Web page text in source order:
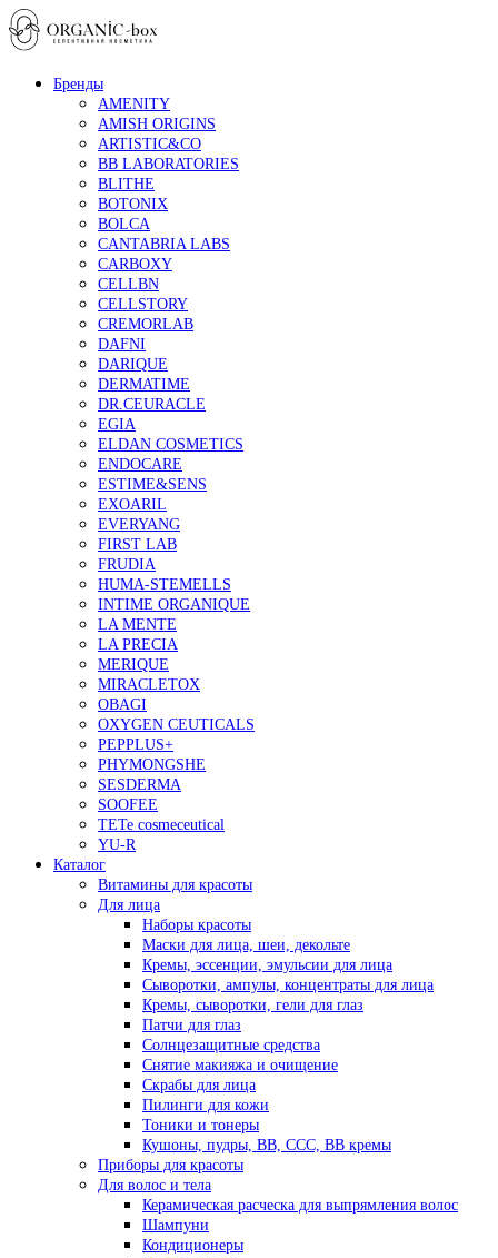
Бренды
AMENITY
AMISH ORIGINS
ARTISTIC&CO
BB LABORATORIES
BLITHE
BOTONIX
BOLCA
CANTABRIA LABS
CARBOXY
CELLBN
CELLSTORY
CREMORLAB
DAFNI
DARIQUE
DERMATIME
DR.CEURACLE
EGIA
ELDAN COSMETICS
ENDOCARE
ESTIME&SENS
EXOARIL
EVERYANG
FIRST LAB
FRUDIA
HUMA-STEMELLS
INTIME ORGANIQUE
LA MENTE
LA PRECIA
MERIQUE
MIRACLETOX
OBAGI
OXYGEN CEUTICALS
PEPPLUS+
PHYMONGSHE
SESDERMA
SOOFEE
TETe cosmeceutical
YU-R
Каталог
Витамины для красоты
Для лица
Наборы красоты
Маски для лица, шеи, декольте
Кремы, эссенции, эмульсии для лица
Сыворотки, ампулы, концентраты для лица
Кремы, сыворотки, гели для глаз
Патчи для глаз
Солнцезащитные средства
Снятие макияжа и очищение
Скрабы для лица
Пилинги для кожи
Тоники и тонеры
Кушоны, пудры, ВВ, ССС, ВВ кремы
Приборы для красоты
Для волос и тела
Керамическая расческа для выпрямления волос
Шампуни
Кондиционеры